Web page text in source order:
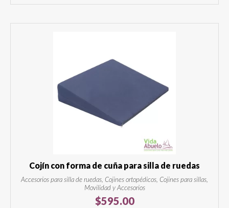
Cojín con forma de cuña para silla de ruedas
Accesorios para silla de ruedas, Cojines ortopédicos, Cojines para sillas,
Movilidad y Accesorios
$595.00